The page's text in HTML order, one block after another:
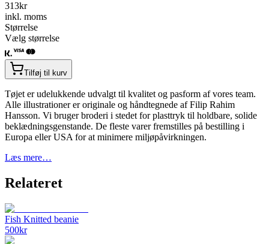
313kr
inkl. moms
Størrelse
Vælg størrelse
Tilføj til kurv
Tøjet er udelukkende udvalgt til kvalitet og pasform af vores team.
Alle illustrationer er originale og håndtegnede af Filip Rahim
Hansson. Vi bruger broderi i stedet for plasttryk til holdbare, solide
beklædningsgenstande. De fleste varer fremstilles på bestilling i
Europa eller USA for at minimere miljøpåvirkningen.
Læs mere…
Relateret
Fish Knitted beanie
500kr